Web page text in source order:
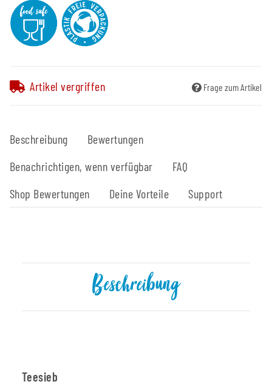
Artikel vergriffen Frage zum Artikel
Beschreibung
Bewertungen
Benachrichtigen, wenn verfügbar
FAQ
Shop Bewertungen
Deine Vorteile Support
Beschreibung
Teesieb